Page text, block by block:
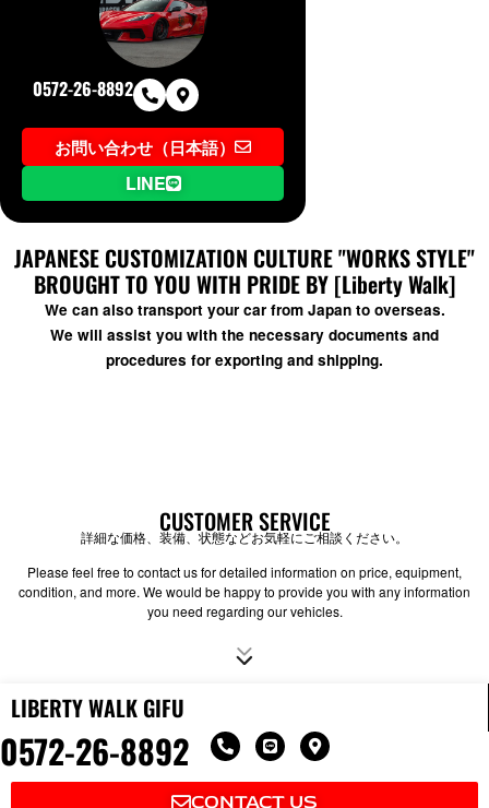
0572-26-8892
お問い合わせ（日本語）
LINE
JAPANESE CUSTOMIZATION CULTURE "WORKS STYLE"
BROUGHT TO YOU WITH PRIDE BY [Liberty Walk]
We can also transport your car from Japan to overseas.
We will assist you with the necessary documents and
procedures for exporting and shipping.
CUSTOMER SERVICE
詳細な価格、装備、状態などお気軽にご相談ください。
Please feel free to contact us for detailed information on price, equipment,
condition, and more. We would be happy to provide you with any information
you need regarding our vehicles.
LIBERTY WALK GIFU
0572-26-8892 P
h
n
L
i
e
M
a
-
CONTACT US